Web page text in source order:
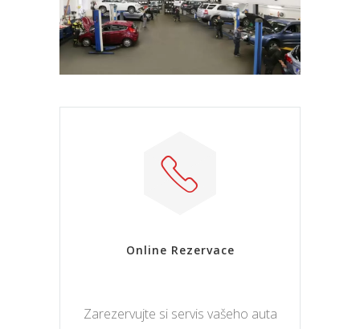
Online Rezervace
Zarezervujte si servis vašeho auta